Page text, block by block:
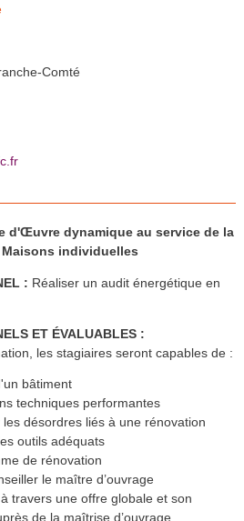
Comté
d'Œuvre dynamique au service de la
individuelles
: Réaliser un audit énergétique en
ET ÉVALUABLES :
les stagiaires seront capables de :
bâtiment
techniques performantes
désordres liés à une rénovation
outils adéquats
de rénovation
le maître d’ouvrage
travers une offre globale et son
de la maîtrise d’ouvrage